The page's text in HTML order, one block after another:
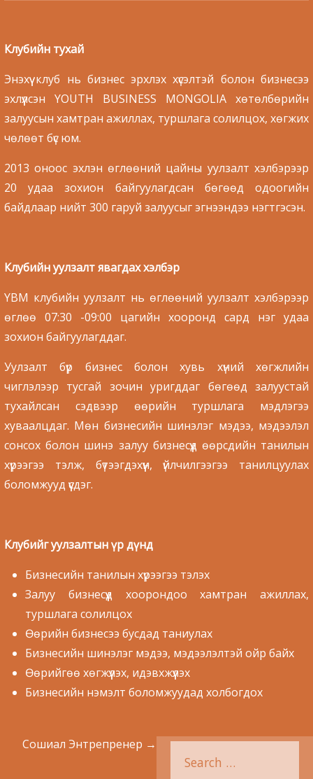
Клубийн тухай
Энэхүү клуб нь бизнес эрхлэх хүсэлтэй болон бизнесээ
эхлүүлсэн YOUTH BUSINESS MONGOLIA хөтөлбөрийн
залуусын хамтран ажиллах, туршлага солилцох, хөгжих
чөлөөт бүс юм.
2013 оноос эхлэн өглөөний цайны уулзалт хэлбэрээр
20 удаа зохион байгуулагдсан бөгөөд одоогийн
байдлаар нийт 300 гаруй залуусыг эгнээндээ нэгтгэсэн.
Клубийн уулзалт явагдах хэлбэр
YBM клубийн уулзалт нь өглөөний уулзалт хэлбэрээр
өглөө 07:30 -09:00 цагийн хооронд сард нэг удаа
зохион байгуулагддаг.
Уулзалт бүр бизнес болон хувь хүний хөгжлийн
чиглэлээр тусгай зочин уригддаг бөгөөд залуустай
тухайлсан сэдвээр өөрийн туршлага мэдлэгээ
хуваалцдаг. Мөн бизнесийн шинэлэг мэдээ, мэдээлэл
сонсох болон шинэ залуу бизнесүүд өөрсдийн танилын
хүрээгээ тэлж, бүтээгдэхүүн, үйлчилгээгээ танилцуулах
боломжууд үүсдэг.
Клубийг уулзалтын үр дүнд
Бизнесийн танилын хүрээгээ тэлэх
Залуу бизнесүүд хоорондоо хамтран ажиллах,
туршлага солилцох
Өөрийн бизнесээ бусдад таниулах
Бизнесийн шинэлэг мэдээ, мэдээлэлтэй ойр байх
Өөрийгөө хөгжүүлэх, идэвхжүүлэх
Бизнесийн нэмэлт боломжуудад холбогдох
Сошиал Энтрепренер →